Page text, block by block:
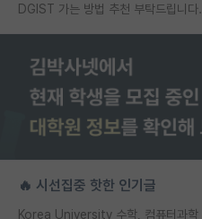
DGIST 가는 방법 추천 부탁드립니다.
🔥 시선집중 핫한 인기글